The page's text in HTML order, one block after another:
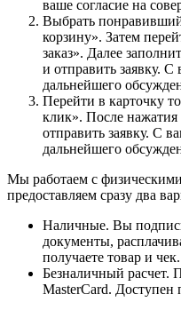
ваше согласие на
Выбрать
корзину». Затем
заказ». Далее
и отправить заявку.
дальнейшего
Перейти в карточку
клик». После
отправить заявку. С
дальнейшего
Мы работаем с
предоставляем сразу два
Наличные. Вы
документы,
получаете товар и чек.
Безналичный расчет.
MasterCard. Доступен